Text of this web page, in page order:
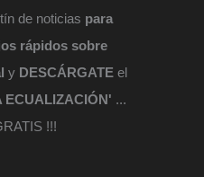
de noticias para
rápidos sobre
y DESCÁRGATEel
ECUALIZACIÓN' ...
!!!